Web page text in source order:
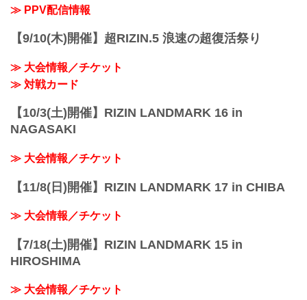
≫ PPV配信情報
【9/10(木)開催】超RIZIN.5 浪速の超復活祭り
≫ 大会情報／チケット
≫ 対戦カード
【10/3(土)開催】RIZIN LANDMARK 16 in
NAGASAKI
≫ 大会情報／チケット
【11/8(日)開催】RIZIN LANDMARK 17 in CHIBA
≫ 大会情報／チケット
【7/18(土)開催】RIZIN LANDMARK 15 in
HIROSHIMA
≫ 大会情報／チケット